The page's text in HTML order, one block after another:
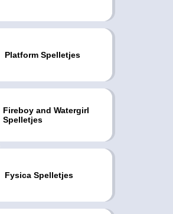
Platform Spelletjes
Fireboy and Watergirl
Spelletjes
Fysica Spelletjes